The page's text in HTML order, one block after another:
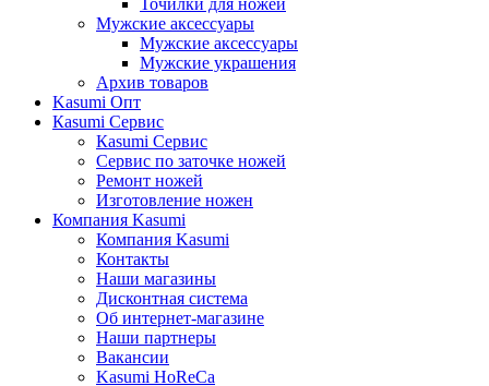
Мужские аксессуары
Мужские аксессуары
Мужские украшения
Архив товаров
Kasumi Опт
Кasumi Сервис
Кasumi Сервис
Сервис по заточке ножей
Ремонт ножей
Изготовление ножен
Компания Kasumi
Компания Kasumi
Контакты
Наши магазины
Дисконтная система
Об интернет-магазине
Наши партнеры
Вакансии
Kasumi HoReCa